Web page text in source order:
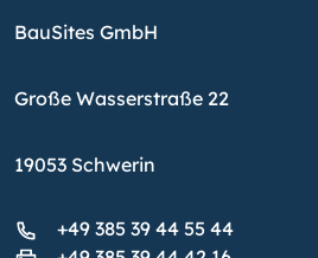
BauSites GmbH
Große Wasserstraße 22
19053 Schwerin
+49 385 39 44 55 44